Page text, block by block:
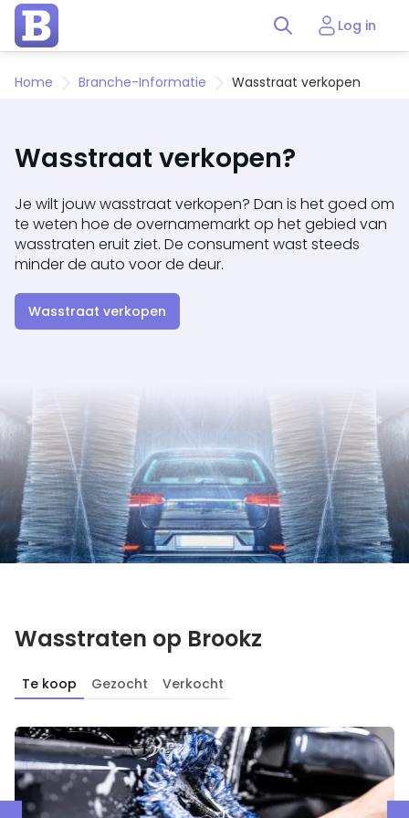
Log in
Home Branche-Informatie Wasstraat verkopen
Wasstraat verkopen?
Je wilt jouw wasstraat verkopen? Dan is het goed om
te weten hoe de overnamemarkt op het gebied van
wasstraten eruit ziet. De consument wast steeds
minder de auto voor de deur.
Wasstraat verkopen
Wasstraten op Brookz
Te koop Gezocht Verkocht